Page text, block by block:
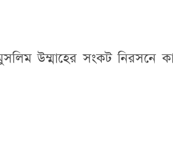
উম্মাহের সংকট নিরসনে